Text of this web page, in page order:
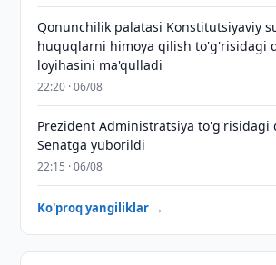
Qonunchilik palatasi Konstitutsiyaviy
huquqlarni himoya qilish to'g'risidagi
loyihasini ma'qulladi
22:20 · 06/08
Prezident Administratsiya to'g'risidagi
Senatga yuborildi
22:15 · 06/08
Ko'proq yangiliklar →